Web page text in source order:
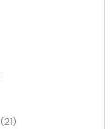
(21)